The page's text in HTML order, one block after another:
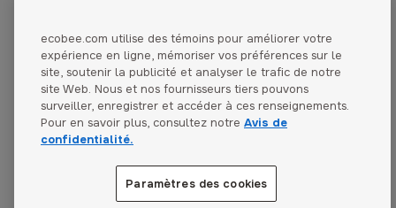
Canada
Canada (Français)
Privacy Notice
Reseller Terms
Terms of Sale
Accessibility
Paramètres des cookies
ecobee.com utilise des témoins pour améliorer votre
expérience en ligne, mémoriser vos préférences sur le
site, soutenir la publicité et analyser le trafic de notre
site Web. Nous et nos fournisseurs tiers pouvons
surveiller, enregistrer et accéder à ces renseignements.
Pour en savoir plus, consultez notre Avis de
confidentialité.
Paramètres des cookies